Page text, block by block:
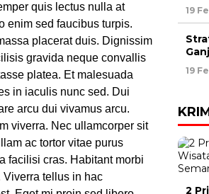
quis lectus nulla at
enim sed faucibus turpis.
placerat duis. Dignissim
gravida neque convallis
platea. Et malesuada
in iaculis nunc sed. Dui
arcu dui vivamus arcu.
viverra. Nec ullamcorper sit
ac tortor vitae purus
facilisi cras. Habitant morbi
Viverra tellus in hac
19
19
2